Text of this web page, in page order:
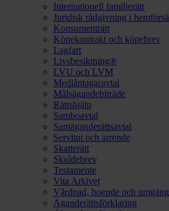
Internationell familjerätt
Juridisk rådgivning i
Konsumenträtt
Köpekontrakt och köpebrev
Lagfart
Livsbesiktning®
LVU och LVM
Medlåntagaravtal
Målsägandebiträde
Rättshjälp
Samboavtal
Samäganderättsavtal
Servitut och arrende
Skatterätt
Skuldebrev
Testamente
Vita Arkivet
Vårdnad, boende och
Äganderättsförklaring